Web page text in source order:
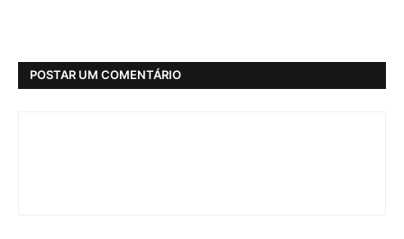
POSTAR UM COMENTÁRIO